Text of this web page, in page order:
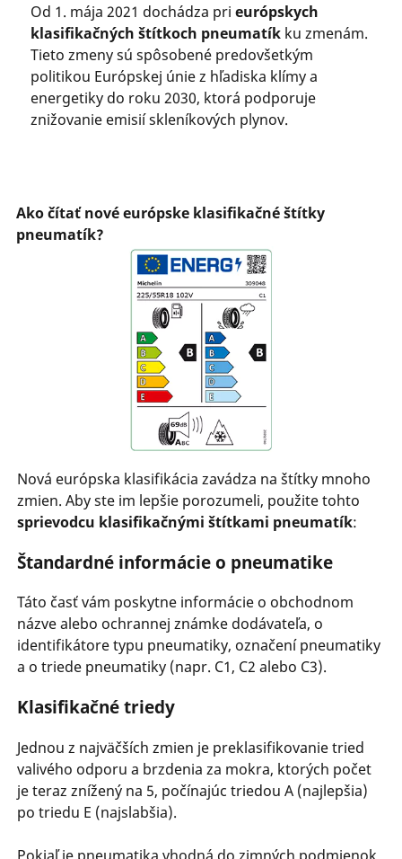
Od 1. mája 2021 dochádza pri európskych
klasifikačných štítkoch pneumatíkku zmenám.
Tieto zmeny sú spôsobené predovšetkým
politikou Európskej únie z hľadiska klímy a
energetiky do roku 2030, ktorá podporuje
znižovanie emisií skleníkových plynov.
Ako čítať nové európske klasifikačné štítky
pneumatík?
Nová európska klasifikácia zavádza na štítky mnoho
zmien. Aby ste im lepšie porozumeli, použite tohto
sprievodcu klasifikačnými štítkami pneumatík:
Štandardné informácie o pneumatike
Táto časť vám poskytne informácie o obchodnom
názve alebo ochrannej známke dodávateľa, o
identifikátore typu pneumatiky, označení pneumatiky
a o triede pneumatiky (napr. C1, C2 alebo C3).
Klasifikačné triedy
Jednou z najväčších zmien je preklasifikovanie tried
valivého odporu a brzdenia za mokra, ktorých počet
je teraz znížený na 5, počínajúc triedou A (najlepšia)
po triedu E (najslabšia).